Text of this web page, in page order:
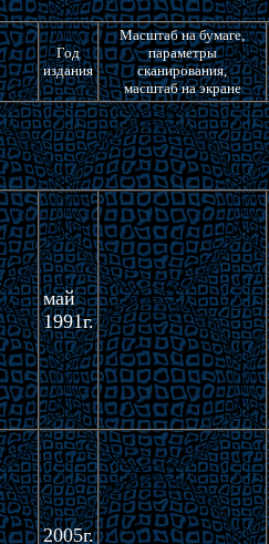
Год
издания
Масштаб на бумаге,
параметры
сканирования,
масштаб на экране
май
1991г.
2005г.